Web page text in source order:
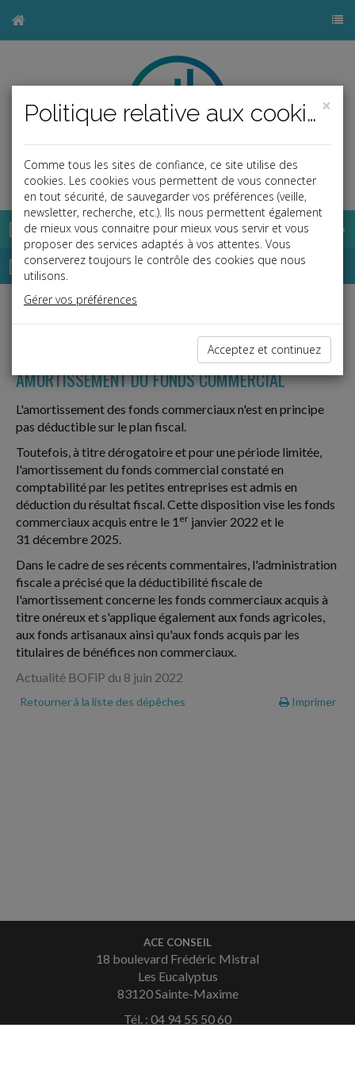
Base documentaire
Dépêches
AMORTISSEMENT DU FONDS COMMERCIAL
L'amortissement des fonds commerciaux n'est en principe
pas déductible sur le plan fiscal.
Toutefois, à titre dérogatoire et pour une période limitée,
l'amortissement du fonds commercial constaté en
comptabilité par les petites entreprises est admis en
déduction du résultat fiscal. Cette disposition vise les fonds
commerciaux acquis entre le 1 er janvier 2022 et le
31 décembre 2025.
Dans le cadre de ses récents commentaires, l'administration
fiscale a précisé que la déductibilité fiscale de
l'amortissement concerne les fonds commerciaux acquis à
titre onéreux et s'applique également aux fonds agricoles,
aux fonds artisanaux ainsi qu'aux fonds acquis par les
titulaires de bénéfices non commerciaux.
Actualité BOFiP du 8 juin 2022
Retourner à la liste des dépêches Imprimer
ACE CONSEIL
18 boulevard Frédéric Mistral
Les Eucalyptus
83120 Sainte-Maxime
Tél. : 04 94 55 50 60
×
Politique relative aux cookies
Comme tous les sites de confiance, ce site utilise des
cookies. Les cookies vous permettent de vous connecter
en tout sécurité, de sauvegarder vos préférences (veille,
newsletter, recherche, etc.). Ils nous permettent également
de mieux vous connaitre pour mieux vous servir et vous
proposer des services adaptés à vos attentes. Vous
conserverez toujours le contrôle des cookies que nous
utilisons.
Gérer vos préférences
Acceptez et continuez